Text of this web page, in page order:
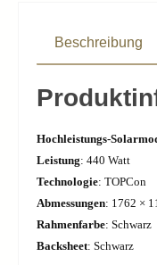
Beschreibung
Hochleistungs-
Leistung: 440 Watt
Technologie: TOPCon
Abmessungen: 1762 ×
Rahmenfarbe: Schwarz
Backsheet: Schwarz